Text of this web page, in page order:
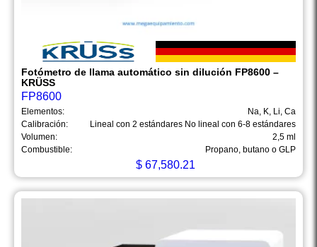
Fotómetro de llama automático sin dilución FP8600 –
KRÜSS
FP8600
Elementos:
Na, K, Li, Ca
Calibración:
Lineal con 2 estándares No lineal con 6-8 estándares
Volumen:
2,5 ml
Combustible:
Propano, butano o GLP
$ 67,580.21